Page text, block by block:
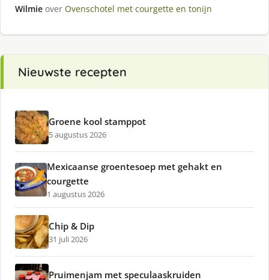
Wilmie over Ovenschotel met courgette en tonijn
Nieuwste recepten
Groene kool stamppot
5 augustus 2026
Mexicaanse groentesoep met gehakt en
courgette
1 augustus 2026
Chip & Dip
31 juli 2026
Pruimenjam met speculaaskruiden